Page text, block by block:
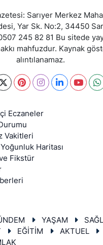
Sarıyer Merkez
Yar Sk. No:2, 34450
245 82 81 Bu sitede
mahfuzdur. Kaynak
alıntılanamaz.
Eczaneler
Vakitleri
Haritası
Fikstür
YAŞAM
EĞİTİM AKTUEL